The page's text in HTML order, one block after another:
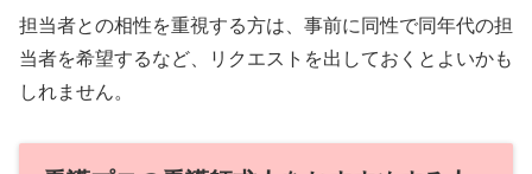
担当者との相性を重視する方は、事前に同性で同年代の担
当者を希望するなど、リクエストを出しておくとよいかも
しれません。